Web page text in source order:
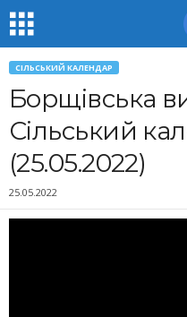
СІЛЬСЬКИЙ КАЛЕНДАР
Борщівська
Сільський
(25.05.2022)
25.05.2022